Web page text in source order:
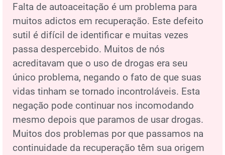
Falta de autoaceitação é um problema para
muitos adictos em recuperação. Este defeito
sutil é difícil de identificar e muitas vezes
passa despercebido. Muitos de nós
acreditavam que o uso de drogas era seu
único problema, negando o fato de que suas
vidas tinham se tornado incontroláveis. Esta
negação pode continuar nos incomodando
mesmo depois que paramos de usar drogas.
Muitos dos problemas por que passamos na
continuidade da recuperação têm sua origem